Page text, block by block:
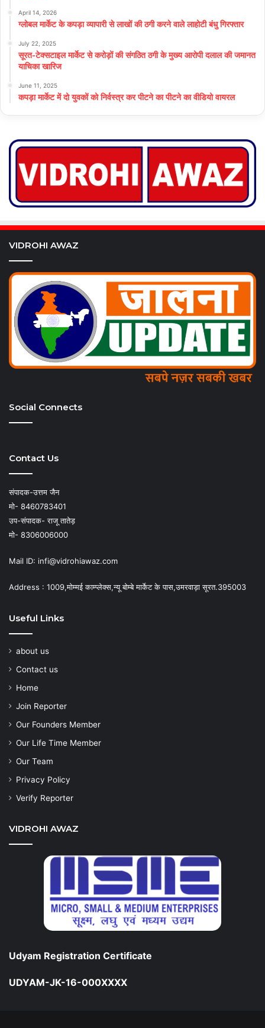
April 14, 2026
ग्लोबल मार्केट के कपड़ा व्यापारी से लाखों की ठगी करने वाले लाहोटी बंधु गिरफ्तार
July 22, 2025
सूरत-टेक्सटाइल मार्केट से करोड़ों की संगठित ठगी के मुख्य आरोपी दलाल की जमानत
याचिका खारिज
June 11, 2025
कपड़ा मार्केट में दो युवकों को निर्वस्त्र कर पीटने का पीटने का वीडियो वायरल
VIDROHI AWAZ
Social Connects
Contact Us
संपादक-उत्तम जैन
मो- 8460783401
उप-संपादक- राजू तातेड़
मो- 8306006000
Mail ID: infi@vidrohiawaz.com
Address : 1009,मोम्मई काम्प्लेक्स,न्यू बोम्बे मार्केट के पास,उमरवाड़ा सूरत.395003
Useful Links
about us
Contact us
Home
Join Reporter
Our Founders Member
Our Life Time Member
Our Team
Privacy Policy
Verify Reporter
VIDROHI AWAZ
Udyam Registration Certificate
UDYAM-JK-16-000XXXX